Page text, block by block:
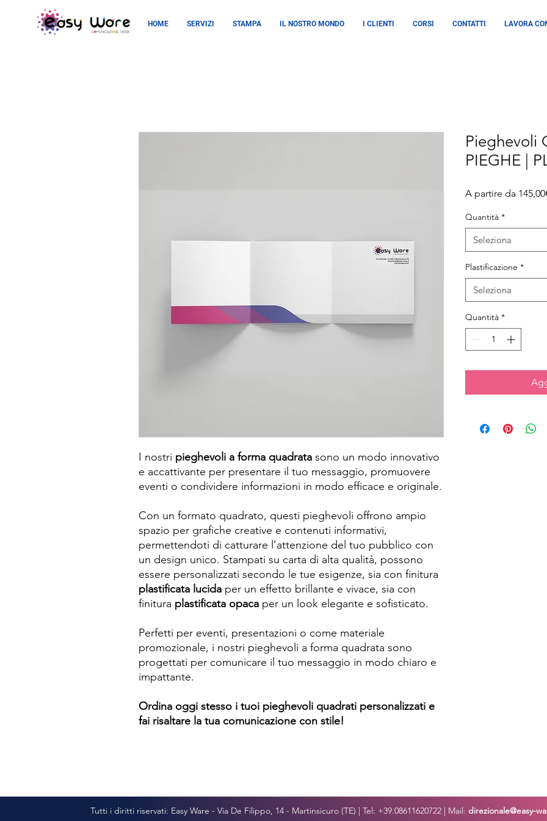
HOME SERVIZI STAMPA IL NOSTRO MONDO I CLIENTI CORSI CONTATTI LAVORA
I nostri pieghevoli a forma quadrata sono un modo innovativo
e accattivante per presentare il tuo messaggio, promuovere
eventi o condividere informazioni in modo efficace e originale.
Con un formato quadrato, questi pieghevoli offrono ampio
spazio per grafiche creative e contenuti informativi,
permettendoti di catturare l’attenzione del tuo pubblico con
un design unico. Stampati su carta di alta qualità, possono
essere personalizzati secondo le tue esigenze, sia con finitura
plastificata lucida per un effetto brillante e vivace, sia con
finitura plastificata opaca per un look elegante e sofisticato.
Perfetti per eventi, presentazioni o come materiale
promozionale, i nostri pieghevoli a forma quadrata sono
progettati per comunicare il tuo messaggio in modo chiaro e
impattante.
Ordina oggi stesso i tuoi pieghevoli quadrati personalizzati e
fai risaltare la tua comunicazione con stile!
Pieghevoli
PIEGHE |
A partire da
Quantità *
Seleziona
Plastificazione *
Seleziona
Quantità *
Tutti i diritti riservati: Easy Ware - Via De Filippo, 14 - Martinsicuro (TE) | Tel: +39.08611620722 | Mail: direzionale@easy-